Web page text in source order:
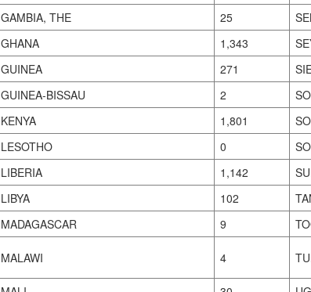
GAMBIA, THE 25
GHANA 1,343
GUINEA 271
GUINEA-BISSAU 2
KENYA 1,801
LESOTHO 0
LIBERIA 1,142
LIBYA 102
MADAGASCAR 9
MALAWI 4